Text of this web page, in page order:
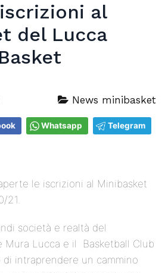
al
del Lucca
News minibasket
Whatsapp Telegram
le iscrizioni al Minibasket
21.
società e realtà del
Mura Lucca e il Basketball Club
di intraprendere un cammino